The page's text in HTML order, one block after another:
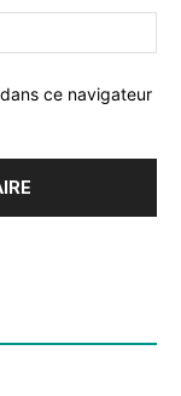
ce navigateur